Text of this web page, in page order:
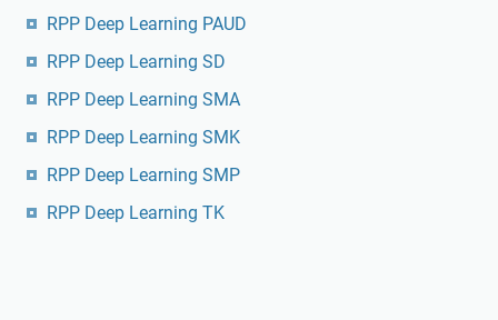
RPP Deep Learning PAUD
RPP Deep Learning SD
RPP Deep Learning SMA
RPP Deep Learning SMK
RPP Deep Learning SMP
RPP Deep Learning TK